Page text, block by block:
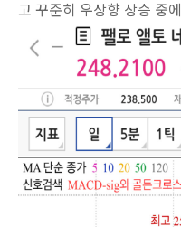
고 꾸준히 우상향 상승 중